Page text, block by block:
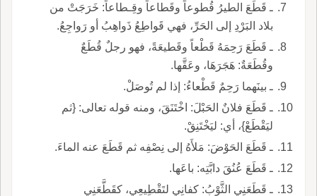
ـ قَطَعَ الطيرُ قُطوعاً وقَطاعاً وقِـطاعاً: خَرَجَتْ من
بلاد البَرْدِ إلى الحَرِّ، فهي قَواطِعُ ذَواهِبُ أو رَواجِعُ.
ـ قَطَعَ رَحِمَهُ قَطْعاً وقَطيعَةً، فهو رجلٌ قُطَعٌ
وقُطَعَةٌ: هَجَرَهَا، وعَقَّها.
ـ بينَهما رَحِمٌ قَطْعاءُ: إذا لم تُوصَلْ.
ـ قَطَعَ فلانٌ الحَبْلَ: اخْتَنَقَ، ومنه قوله تعالى: {ثم
ليَقْطَعْ}، أي: ليَخْتَنِقْ.
ـ قَطَعَ الحَوْضَ: مَلأَهُ إلى نِصْفِه ثم قَطَعَ عنه الماءَ.
ـ قَطَعَ عُنُقَ دابَّتِه: باعَها.
ـ قَطَعَنِي الثَّوْبُ: كفانِي لتَقْطِيعِي، كقَطَّعَنِي